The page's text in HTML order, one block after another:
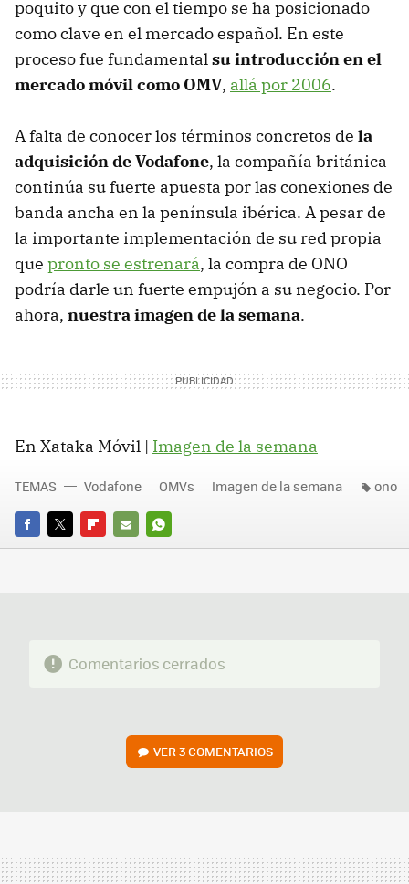
poquito y que con el tiempo se ha posicionado
como clave en el mercado español. En este
proceso fue fundamentalsu introducción en el
mercado móvil como OMV, allá por 2006.
A falta de conocer los términos concretos de la
adquisición de Vodafone, la compañía británica
continúa su fuerte apuesta por las conexiones de
banda ancha en la península ibérica. A pesar de
la importante implementación de su red propia
que pronto se estrenará, la compra de ONO
podría darle un fuerte empujón a su negocio. Por
ahora, nuestra imagen de la semana.
En Xataka Móvil | Imagen de la semana
FACEBOOK
TWITTERFLIPBOARD
E-
WHATSAPP
TEMAS Vodafone OMVs Imagen de la semana ono
Comentarios cerrados
VER3 COMENTARIOS